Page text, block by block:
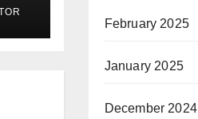
February 2025
January 2025
December 2024